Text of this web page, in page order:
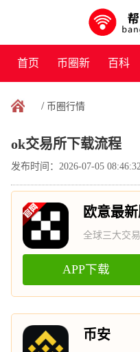
首页 币圈新
闻
百科
/ 币圈行情
ok交易所下载流程
发布时间：2026-07-05
欧意最
全球三大交
APP下载
币安